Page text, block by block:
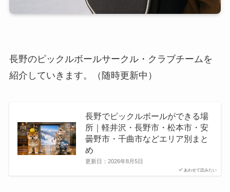
長野のピックルボールサークル・クラブチームを
紹介していきます。（随時更新中）
あわせて読みたい
長野でピックルボールができる場
所｜軽井沢・長野市・松本市・安
曇野市・千曲市などエリア別まと
め
更新日： 2026年8月5日